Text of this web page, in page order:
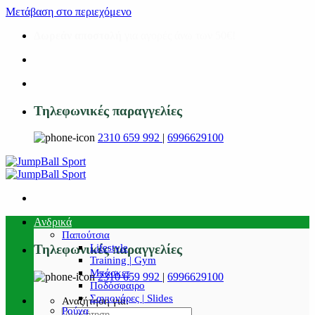
Μετάβαση στο περιεχόμενο
Τηλεφωνικές παραγγελίες
2310 659 992 | 6996629100
Τηλεφωνικές παραγγελίες
2310 659 992 | 6996629100
Αναζήτηση για:
Ανδρικά
Παπούτσια
Lifestyle
Training | Gym
Μπάσκετ
Ποδόσφαιρο
Σαγιονάρες | Slides
Ρούχα